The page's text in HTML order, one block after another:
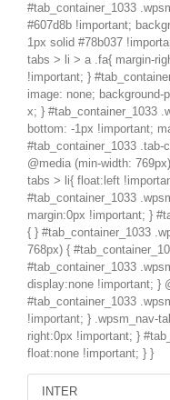
#tab_container_1033
#607d8b !important;
1px solid #78b037
tabs > li > a .fa{ margin-
!important; }
image: none; background-
x; } #tab_container_1033
bottom: -1px !important;
#tab_container_1033 .tab-
@media (min-width:
tabs > li{ float:left
#tab_container_1033
margin:0px !important; }
{ } #tab_container_1033
768px) {
#tab_container_1033
display:none !important; }
#tab_container_1033
!important; } .wpsm_nav-
right:0px !important; }
float:none !important; } }
INTER